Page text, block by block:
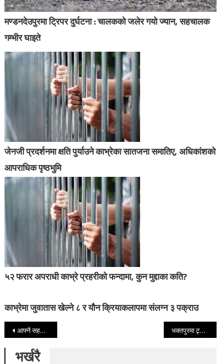
मण्डनदेउपुरमा ट्रिपर दुर्घटना : चालकको जलेर गयो ज्यान, सहचालक
गम्भीर घाइते
जेनजी प्रदर्शनमा क्षति पुर्याउने काभ्रेका सातजना समातिए, अधिकांशको
आपराधिक पृष्ठभुमि
५२ फरार अपराधी काभ्रे प्रहरीको फन्दामा, कुन मुद्दाका कति?
काभ्रेमा जुवातास खेल्ने ८ र यौन क्रियाकलापमा संलग्न ३ पक्राउ
Post navigation
आफ्नै सहकर्मीको सिकार भएको महिला अधिकृतको आरोप भक्तपुरमा ट्र्याक्टर दुर्घटना : दुई मजदुरको मृत्यु, १० घाइते
भर्खरै